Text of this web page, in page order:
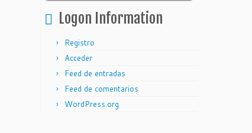
Logon Information
Registro
Acceder
Feed de entradas
Feed de comentarios
WordPress.org